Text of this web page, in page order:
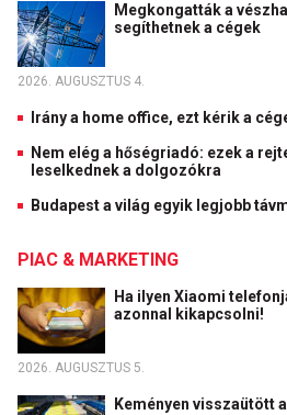
Megkongatták a
segíthetnek a cégek
2026. AUGUSZTUS 4.
Irány a home office, ezt kérik a
Nem elég a hőségriadó: ezek a
leselkednek a dolgozókra
Budapest a világ egyik legjobb
PIAC & MARKETING
Ha ilyen Xiaomi
azonnal kikapcsolni!
2026. AUGUSZTUS 5.
Keményen visszaütött